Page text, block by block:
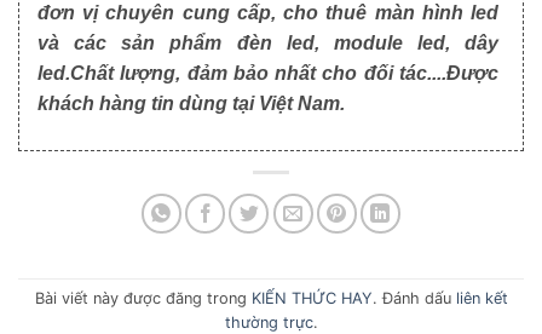
đơn vị chuyên cung cấp, cho thuê màn hình led
và các sản phẩm đèn led, module led, dây
led.Chất lượng, đảm bảo nhất cho đối tác....Được
khách hàng tin dùng tại Việt Nam.
Bài viết này được đăng trong KIẾN THỨC HAY. Đánh dấu liên kết
thường trực.